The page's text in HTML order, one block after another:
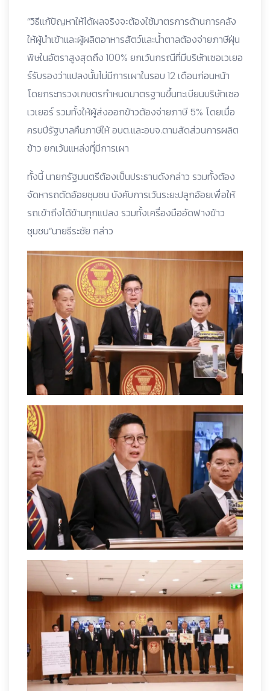
“วิธีแก้ปัญหาให้ได้ผลจริงจะต้องใช้มาตรการด้านการคลัง
ให้ผู้นำเข้าและผู้ผลิตอาหารสัตว์และน้ำตาลต้องจ่ายภาษีฝุ่น
พิษในอัตราสูงสุดถึง 100% ยกเว้นกรณีที่มีบริษัทเซอเวเยอ
ร์รับรองว่าแปลงนั้นไม่มีการเผาในรอบ 12 เดือนก่อนหน้า
โดยกระทรวงเกษตรกำหนดมาตรฐานขึ้นทะเบียนบริษัทเซอ
เวเยอร์ รวมทั้งให้ผู้ส่งออกข้าวต้องจ่ายภาษี 5% โดยเมื่อ
ครบปีรัฐบาลคืนภาษีให้ อบต.และอบจ.ตามสัดส่วนการผลิต
ข้าว ยกเว้นแหล่งทีุ่มีการเผา
ทั้งนี้ นายกรัฐมนตรีต้องเป็นประธานดังกล่าว รวมทั้งต้อง
จัดหารถตัดอ้อยชุมชน บังคับการเว้นระยะปลูกอ้อยเพื่อให้
รถเข้าถึงได้ข้ามทุกแปลง รวมทั้งเครื่องมืออัดฟางข้าว
ชุมชน“นายธีระชัย กล่าว